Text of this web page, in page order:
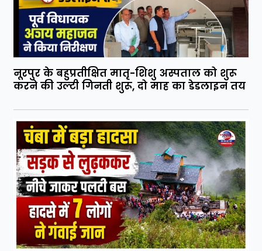
नूरपुर के बहुप्रतीक्षित मातृ-शिशु अस्पताल को शुरू
करने की उल्टी गिनती शुरू, दो माह का डेडलाइन तय